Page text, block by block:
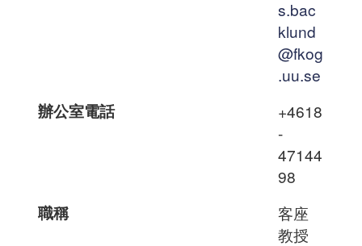
s.bac
klund
@fkog
.uu.se
辦公室電話
+4618
-
47144
98
職稱
客座
教授